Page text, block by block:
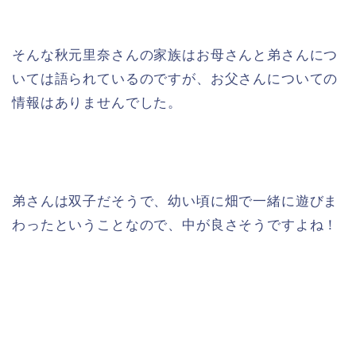
そんな秋元里奈さんの家族はお母さんと弟さんにつ
いては語られているのですが、お父さんについての
情報はありませんでした。
弟さんは双子だそうで、幼い頃に畑で一緒に遊びま
わったということなので、中が良さそうですよね！